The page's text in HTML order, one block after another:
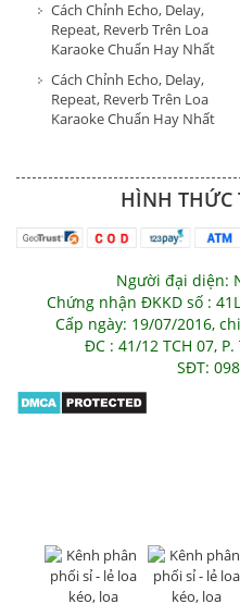
Cách Chỉnh Echo, Delay,
Repeat, Reverb Trên Loa
Karaoke Chuẩn Hay Nhất
Cách Chỉnh Echo, Delay,
Repeat, Reverb Trên Loa
Karaoke Chuẩn Hay Nhất
HÌNH THỨC
Người đại diện:
Chứng nhận ĐKKD số :
Cấp ngày: 19/07/2016,
ĐC : 41/12 TCH 07,
SĐT: